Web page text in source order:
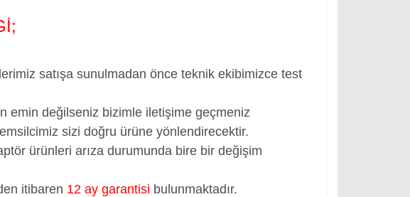
satışa sunulmadan önce teknik ekibimizce test
emin değilseniz bizimle iletişime geçmeniz
sizi doğru ürüne yönlendirecektir.
ürünleri arıza durumunda bire bir değişim
itibaren 12 ay garantisi bulunmaktadır.